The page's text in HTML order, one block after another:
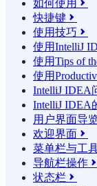
如何使用 
快捷键 
使用技巧 
使用IntelliJ
使用Tips of
使用
IntelliJ IDEA
IntelliJ IDEA
用户界面导
欢迎界面 
菜单栏与工
导航栏操作 
状态栏 